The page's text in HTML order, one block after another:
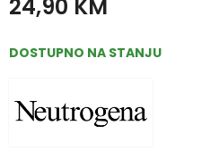
24,90 KM
DOSTUPNO NA STANJU